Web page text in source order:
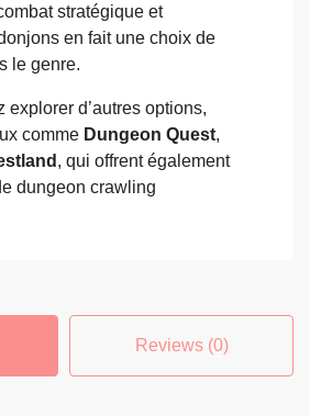
stratégique et
en fait une choix de
le genre.
explorer d’autres options,
comme Dungeon Quest,
, qui offrent également
dungeon crawling
Reviews (0)